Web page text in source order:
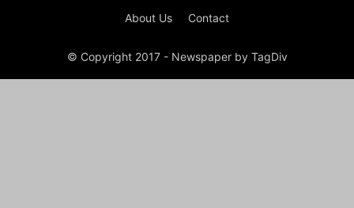
About Us Contact
© Copyright 2017 - Newspaper by TagDiv